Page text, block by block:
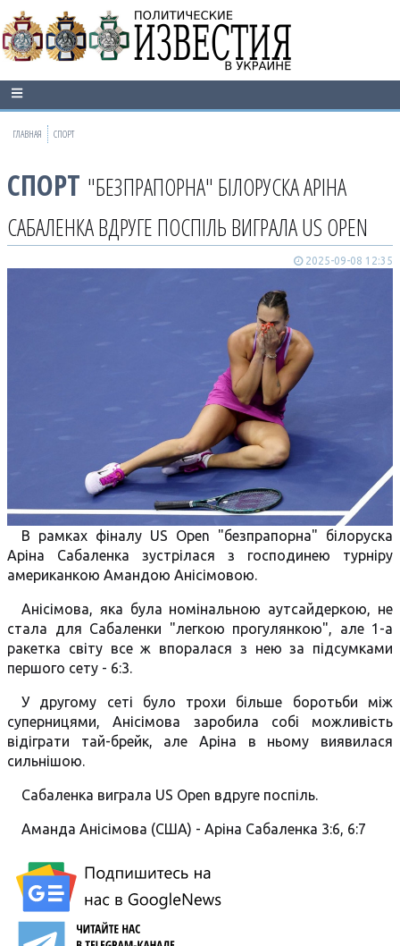
ГЛАВНАЯ СПОРТ
СПОРТ "БЕЗПРАПОРНА" БІЛОРУСКА АРІНА
САБАЛЕНКА ВДРУГЕ ПОСПІЛЬ ВИГРАЛА US OPEN
2025-09-08 12:35
В рамках фіналу US Open "безпрапорна" білоруска
Аріна Сабаленка зустрілася з господинею турніру
американкою Амандою Анісімовою.
Анісімова, яка була номінальною аутсайдеркою, не
стала для Сабаленки "легкою прогулянкою", але 1-а
ракетка світу все ж впоралася з нею за підсумками
першого сету - 6:3.
У другому сеті було трохи більше боротьби між
суперницями, Анісімова заробила собі можливість
відіграти тай-брейк, але Аріна в ньому виявилася
сильнішою.
Сабаленка виграла US Open вдруге поспіль.
Аманда Анісімова (США) - Аріна Сабаленка 3:6, 6:7